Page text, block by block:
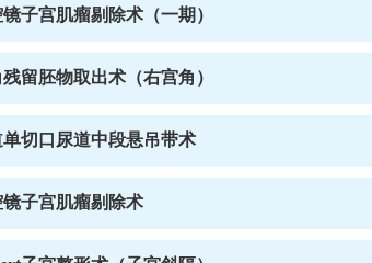
子宫肌瘤剔除术（一期）
留胚物取出术（右宫角）
单切口尿道中段悬吊带术
镜子宫肌瘤剔除术